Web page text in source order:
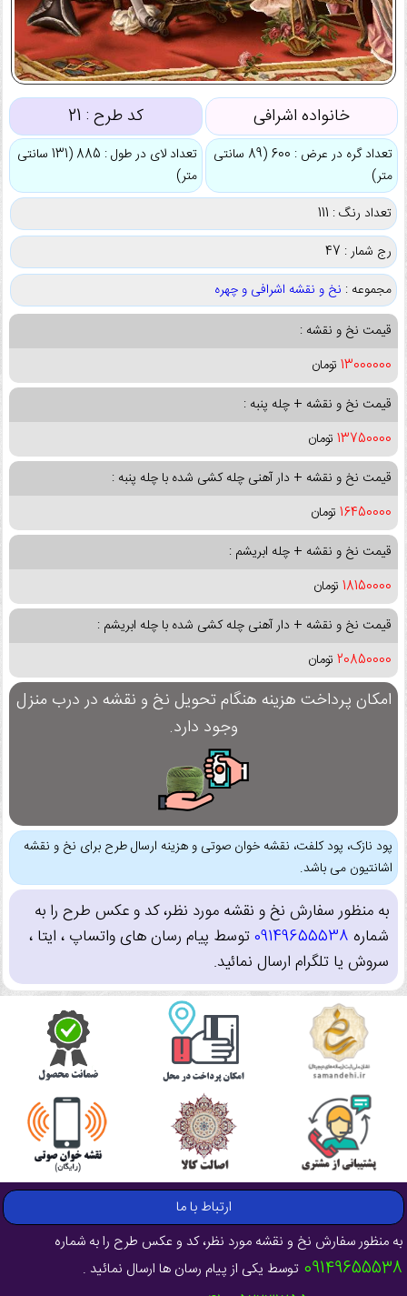
خانواده اشرافی کد طرح : 21
تعداد گره در عرض : 600 (89 سانتی
متر)
تعداد لای در طول : 885 (131 سانتی
متر)
تعداد رنگ : 111
رج شمار : 47
مجموعه : نخ و نقشه اشرافی و چهره
قیمت نخ و نقشه :
13000000 تومان
قیمت نخ و نقشه + چله پنبه :
13750000 تومان
قیمت نخ و نقشه + دار آهنی چله کشی شده با چله پنبه :
16450000 تومان
قیمت نخ و نقشه + چله ابریشم :
18150000 تومان
قیمت نخ و نقشه + دار آهنی چله کشی شده با چله ابریشم :
20850000 تومان
امکان پرداخت هزینه هنگام تحویل نخ و نقشه در درب منزل
وجود دارد.
پود نازک، پود کلفت، نقشه خوان صوتی و هزینه ارسال طرح برای نخ و نقشه
اشانتیون می باشد.
به منظور سفارش نخ و نقشه مورد نظر، کد و عکس طرح را به
شماره 09149655538توسط پیام رسان های واتساپ ، ایتا ،
سروش یا تلگرام ارسال نمائید.
ارتباط با ما
به منظور سفارش نخ و نقشه مورد نظر، کد و عکس طرح را به شماره
09149655538 توسط یکی از پیام رسان ها ارسال نمائید .